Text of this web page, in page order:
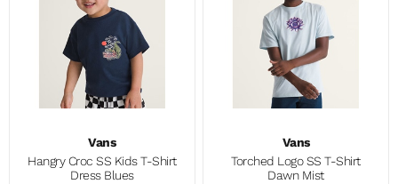
Vans
Hangry Croc SS Kids T-Shirt
Dress Blues
Vans
Torched Logo SS T-Shirt
Dawn Mist